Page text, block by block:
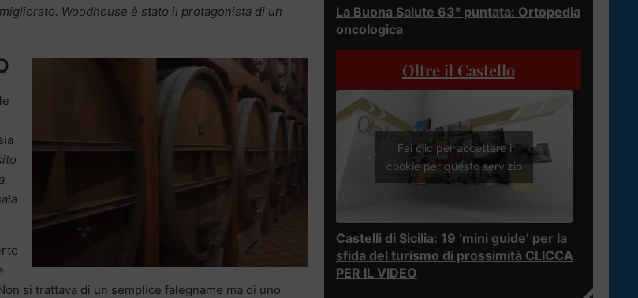
Woodhouse è stato il protagonista di un
si trattava di un semplice falegname ma di uno
La Buona Salute 63° puntata: Ortopedia
oncologica
Oltre il Castello
Fai clic per accettare i
cookie per questo servizio
Castelli di Sicilia: 19 ‘mini guide’ per la
sfida del turismo di prossimità CLICCA
PER IL VIDEO